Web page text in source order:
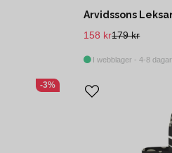
Arvidssons
179 kr
158 kr
I webblager - 4-8 dagar
-3%